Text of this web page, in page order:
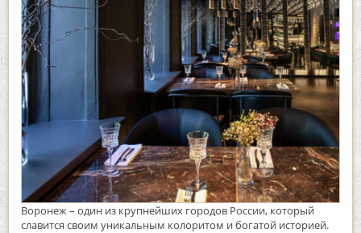
Воронеж – один из крупнейших городов России, который
славится своим уникальным колоритом и богатой историей.